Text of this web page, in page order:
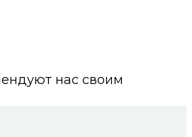
нас своим